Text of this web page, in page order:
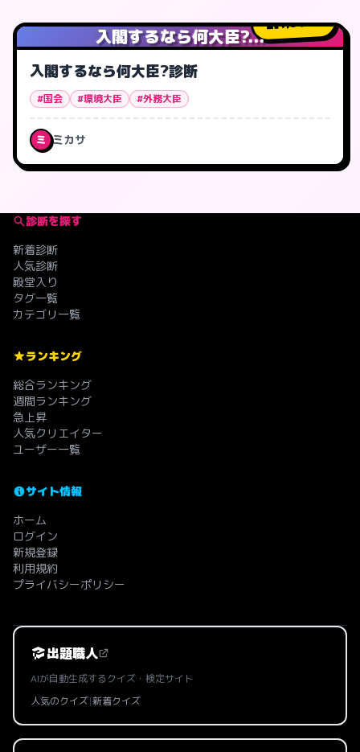
入閣するなら何大臣?...
1,345人
入閣するなら何大臣?診断
#国会 #環境大臣 #外務大臣
ミ ミカサ
診断を探す
新着診断
人気診断
殿堂入り
タグ一覧
カテゴリ一覧
ランキング
総合ランキング
週間ランキング
急上昇
人気クリエイター
ユーザー一覧
サイト情報
ホーム
ログイン
新規登録
利用規約
プライバシーポリシー
出題職人
AIが自動生成するクイズ・検定サイト
人気のクイズ|新着クイズ